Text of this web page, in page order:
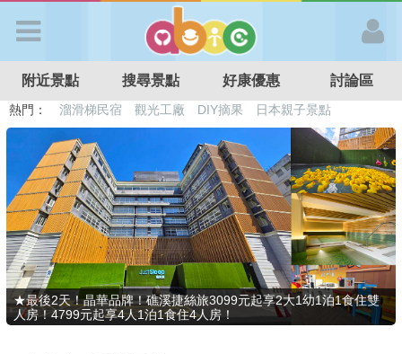
APP登入
首 頁
搜尋景點
好康優惠
最新消息
附近景點 搜尋景點 好康優惠 討論區
熱門： 溜滑梯民宿 觀光工廠 DIY摘果
日本親子景點
特色遊戲場
親子住房優惠 台北親子餐廳 溫泉泡湯SPA
★最後2天！晶華品牌！礁溪捷絲旅3099元起享2大1幼1泊1食住雙
人房！4799元起享4人1泊1食住4人房！